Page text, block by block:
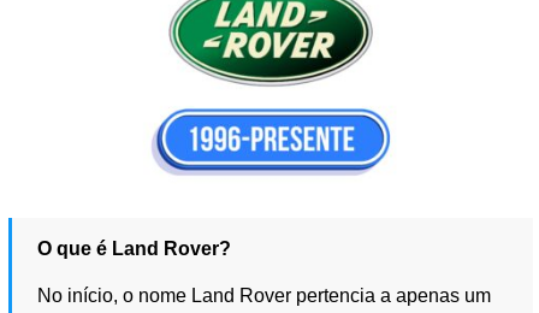
O que é Land Rover?
No início, o nome Land Rover pertencia a apenas um